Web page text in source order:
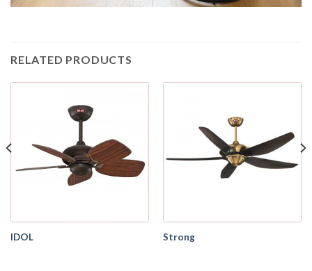
RELATED PRODUCTS
IDOL Strong